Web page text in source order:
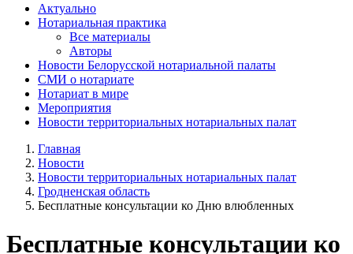
Актуально
Нотариальная практика
Все материалы
Авторы
Новости Белорусской нотариальной палаты
СМИ о нотариате
Нотариат в мире
Мероприятия
Новости территориальных нотариальных палат
Главная
Новости
Новости территориальных нотариальных палат
Гродненская область
Бесплатные консультации ко Дню влюбленных
Бесплатные консультации ко